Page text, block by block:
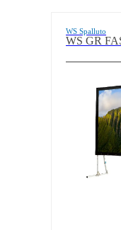
WS Spalluto
WS GR